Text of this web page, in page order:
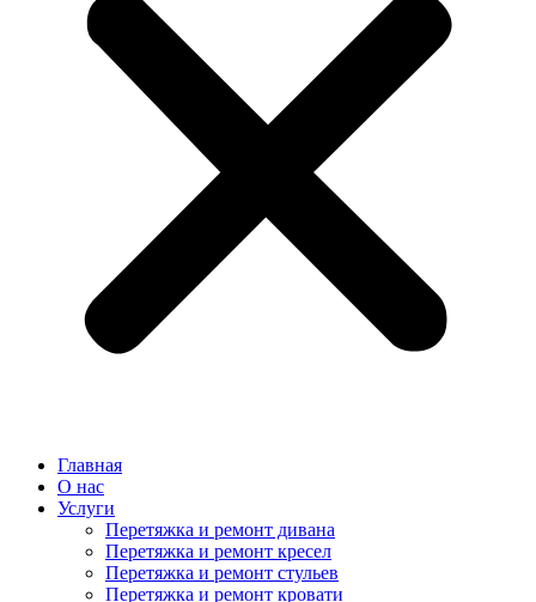
Главная
О нас
Услуги
Перетяжка и ремонт дивана
Перетяжка и ремонт кресел
Перетяжка и ремонт стульев
Перетяжка и ремонт кровати